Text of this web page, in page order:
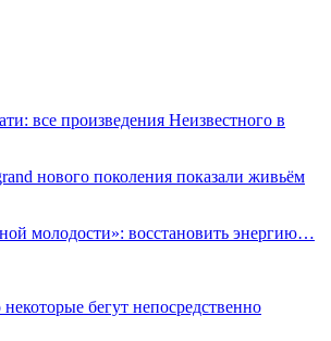
все произведения Неизвестного в
нового поколения показали живьём
молодости»: восстановить энергию…
бегут непосредственно